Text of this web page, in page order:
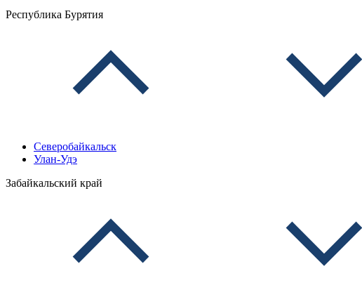
Республика Бурятия
Северобайкальск
Улан-Удэ
Забайкальский край